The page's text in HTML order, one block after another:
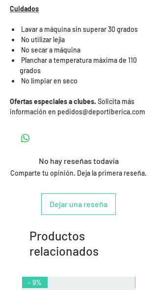
Cuidados
Lavar a máquina sin superar 30 grados
No utilizar lejía
No secar a máquina
Planchar a temperatura máxima de 110
grados
No limpiar en seco
Ofertas especiales a clubes. Solicita más
información en pedidos@deportiberica.com
No hay reseñas todavía
Comparte tu opinión. Deja la primera reseña.
Dejar una reseña
Productos
relacionados
- 9%